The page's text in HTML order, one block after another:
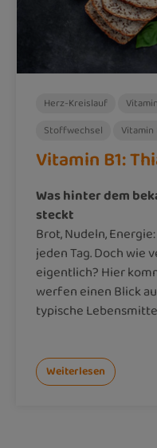
Herz-Kreislauf
Stoffwechsel
Vitamin
Vitamin B1:
Was hinter dem
steckt
Brot, Nudeln,
jeden Tag. Doch wie
eigentlich? Hier
werfen einen Blick
typische
Weiterlesen